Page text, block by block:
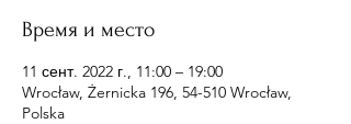
Время и место
11 сент. 2022 г., 11:00 – 19:00
Wrocław, Żernicka 196, 54-510 Wrocław,
Polska